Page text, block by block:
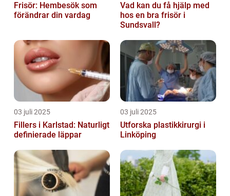
Frisör: Hembesök som
förändrar din vardag
Vad kan du få hjälp med
hos en bra frisör i
Sundsvall?
03 juli 2025
Fillers i Karlstad: Naturligt
definierade läppar
03 juli 2025
Utforska plastikkirurgi i
Linköping